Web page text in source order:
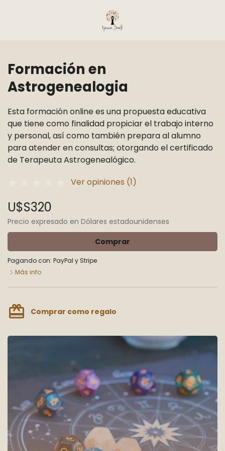
Formación en
Astrogenealogia
Esta formación online es una propuesta educativa
que tiene como finalidad propiciar el trabajo interno
y personal, así como también prepara al alumno
para atender en consultas; otorgando el certificado
de Terapeuta Astrogenealógico.
Ver opiniones (1)
U$S320
Precio expresado en Dólares estadounidenses
Comprar
Pagando con: PayPal y Stripe
Más info
card_giftcard Comprar como regalo